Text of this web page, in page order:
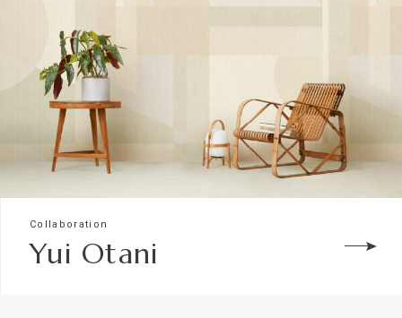
Collaboration
Yui Otani